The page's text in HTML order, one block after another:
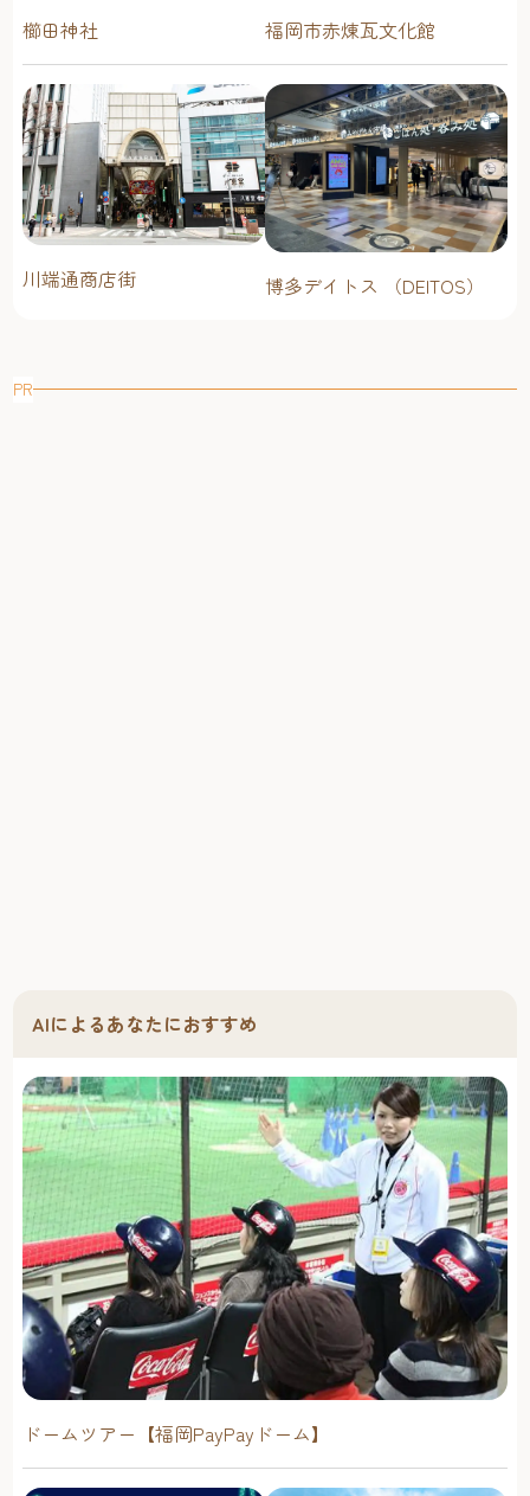
技で醸し出される深い味わいの醤油を，製造・販売する老
た，さしみ醤油，こいくち醤油，うすくち醤油，めんつ
ゆ，だし入り醤油， ぽん酢から，バターしょうゆ，ステー
キソースなど，本格しょうゆから珍しい醤油まで，多数取
り扱っています。 2019年5月に，醤油屋と飲食店が合わさっ
た新たな「ヤマタカ醤油」として生まれ変わりました。飲
食店では，和定食から，醤油店ならではの醤油プリン・醤
油ケーキなどの珍しいメニューを味わうことができます。
主役を引き立てる料理界の“名脇役”の醤油。ギフトセット
都市でありながら，「都会の利便性」と「自然」が両立す
櫛田神社 福岡市赤煉瓦文化館
川端通商店街 博多デイトス （DEITOS）
PR
AIによるあなたにおすすめ
ドームツアー【福岡PayPayドーム】